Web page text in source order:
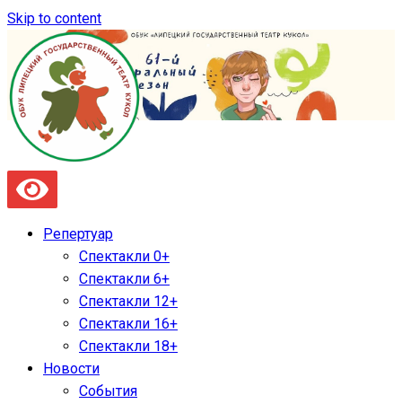
Skip to content
Репертуар
Спектакли 0+
Спектакли 6+
Спектакли 12+
Спектакли 16+
Спектакли 18+
Новости
События